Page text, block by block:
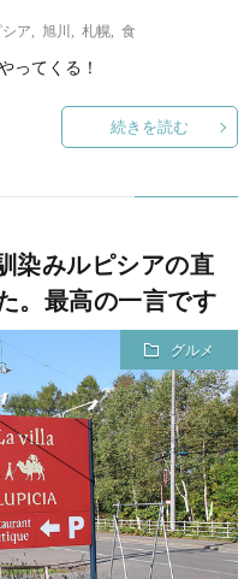
シア 旭川 札幌 食
ってくる！
続きを読む
染みルピシアの直
。最高の一言です
グルメ